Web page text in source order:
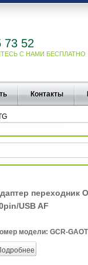
73 52
С НАМИ БЕСПЛАТНО
Контакты
переходник
USB AF
модели: GCR-